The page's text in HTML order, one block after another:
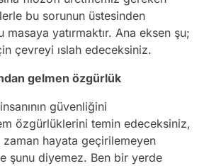
bu sorunun üstesinden
yatırmaktır. Ana eksen şu;
çevreyi ıslah edeceksiniz.
gelmen özgürlük
güvenliğini
özgürlüklerini temin edeceksiniz,
hayata geçirilemeyen
şunu diyemez. Ben bir yerde